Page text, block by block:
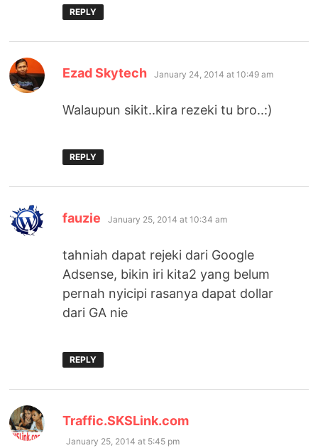
REPLY
Ezad Skytech says:
January 24, 2014 at 10:49 am
Walaupun sikit..kira rezeki tu bro..:)
REPLY
fauzie says:
January 25, 2014 at 10:34 am
tahniah dapat rejeki dari Google
Adsense, bikin iri kita2 yang belum
pernah nyicipi rasanya dapat dollar
dari GA nie
REPLY
Traffic.SKSLink.com
January 25, 2014 at 5:45 pm